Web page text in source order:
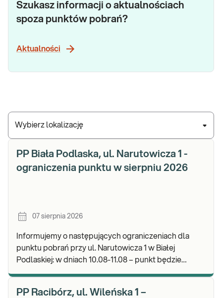
Wybierz lokalizację
Szukasz informacji o aktualnościach
spoza punktów pobrań?
Aktualności
PP Biała Podlaska, ul. Narutowicza 1 -
ograniczenia punktu w sierpniu 2026
07 sierpnia 2026
Informujemy o następujących ograniczeniach dla
punktu pobrań przy ul. Narutowicza 1 w Białej
Podlaskiej: w dniach 10.08-11.08 – punkt będzie
PP Racibórz, ul. Wileńska 1 –